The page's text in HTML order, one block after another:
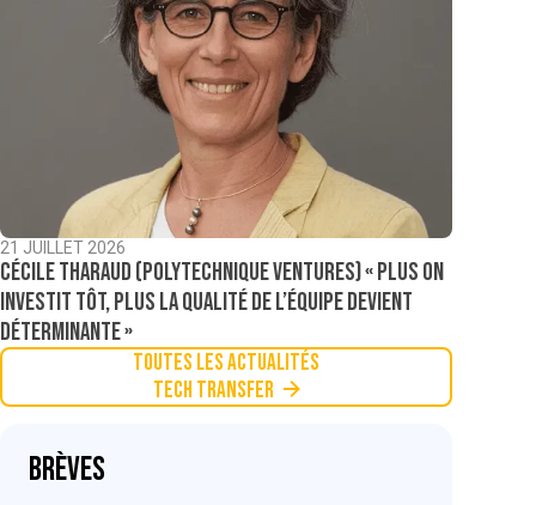
21 JUILLET 2026
Cécile Tharaud (Polytechnique Ventures) « Plus on
investit tôt, plus la qualité de l’équipe devient
déterminante »
Toutes les actualités
Tech Transfer
Brèves